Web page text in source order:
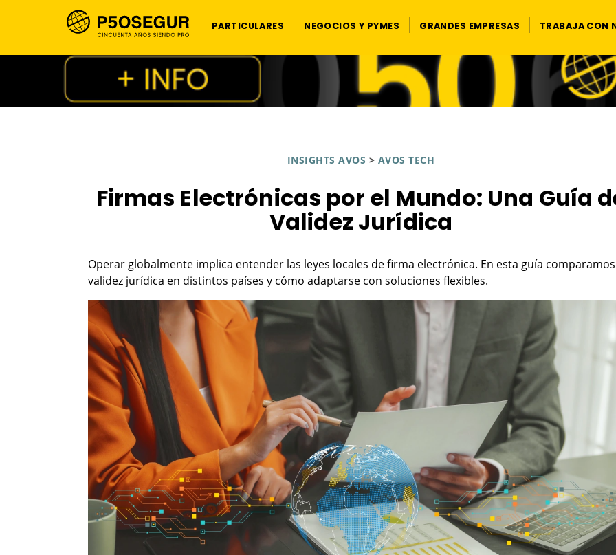
PARTICULARES NEGOCIOS Y PYMES GRANDES EMPRESAS TRABAJA CON
INSIGHTS AVOS > AVOS TECH
Firmas Electrónicas por el Mundo: Una Guía
Validez Jurídica
Operar globalmente implica entender las leyes locales de firma electrónica. En esta guía
validez jurídica en distintos países y cómo adaptarse con soluciones flexibles.